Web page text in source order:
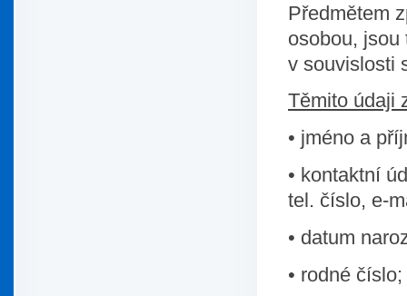
Předmětem
osobou,
v souvislosti
Těmito údaji
• jméno a
• kontaktní
tel. číslo, e-
• datum
• rodné číslo;